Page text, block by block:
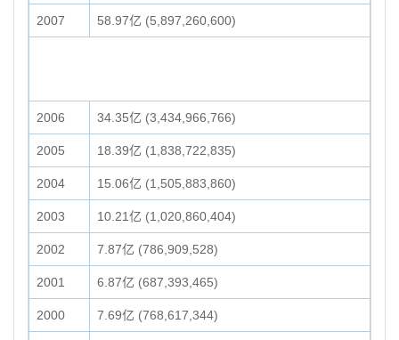
2007 58.97亿 (5,897,260,600)
2006 34.35亿 (3,434,966,766)
2005 18.39亿 (1,838,722,835)
2004 15.06亿 (1,505,883,860)
2003 10.21亿 (1,020,860,404)
2002 7.87亿 (786,909,528)
2001 6.87亿 (687,393,465)
2000 7.69亿 (768,617,344)